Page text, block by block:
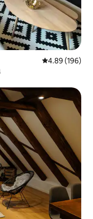
คะแนนเฉลี่ย
4.89 (196)